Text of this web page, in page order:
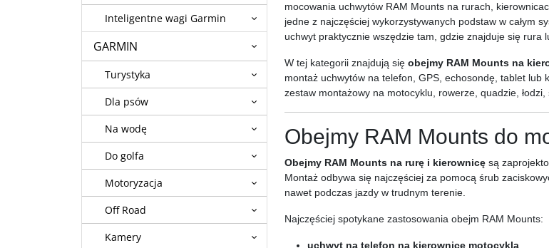
mocowania uchwytów RAM Mounts na rurach,
jedne z najczęściej wykorzystywanych podstaw w całym
uchwyt praktycznie wszędzie tam, gdzie znajduje się rura
W tej kategorii znajdują się obejmy RAM Mounts na
montaż uchwytów na telefon, GPS, echosondę, tablet
zestaw montażowy na motocyklu, rowerze, quadzie,
Obejmy RAM Mounts do
Obejmy RAM Mounts na rurę i kierownicę są
Montaż odbywa się najczęściej za pomocą śrub
nawet podczas jazdy w trudnym terenie.
Najczęściej spotykane zastosowania obejm RAM Mounts:
uchwyt na telefon na kierownicę motocykla
Inteligentne wagi Garmin
GARMIN
Turystyka
Dla psów
Na wodę
Do golfa
Motoryzacja
Off Road
Kamery